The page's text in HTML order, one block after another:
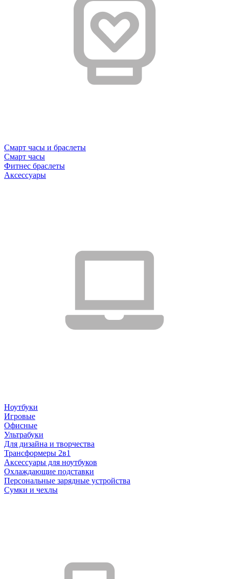
Смарт часы и браслеты
Смарт часы
Фитнес браслеты
Аксессуары
Ноутбуки
Игровые
Офисные
Ультрабуки
Для дизайна и творчества
Трансформеры 2в1
Аксессуары для ноутбуков
Охлаждающие подставки
Персональные зарядные устройства
Сумки и чехлы